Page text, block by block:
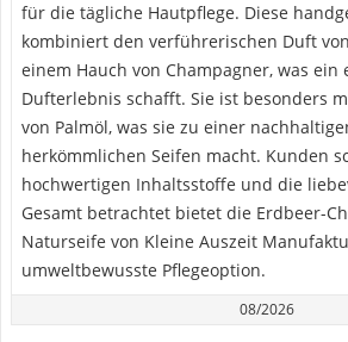
für die tägliche Hautpflege. Diese
kombiniert den verführerischen Duft
einem Hauch von Champagner, was ein
Dufterlebnis schafft. Sie ist besonders
von Palmöl, was sie zu einer
herkömmlichen Seifen macht. Kunden
hochwertigen Inhaltsstoffe und die
Gesamt betrachtet bietet die Erdbeer-
Naturseife von Kleine Auszeit
umweltbewusste Pflegeoption.
08/2026